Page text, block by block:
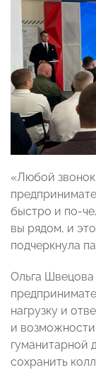
«Любой
быстро и по-
вы рядом, и
подчеркнула
Ольга Швецова
нагрузку и
и возможности
гуманитарной
сохранить